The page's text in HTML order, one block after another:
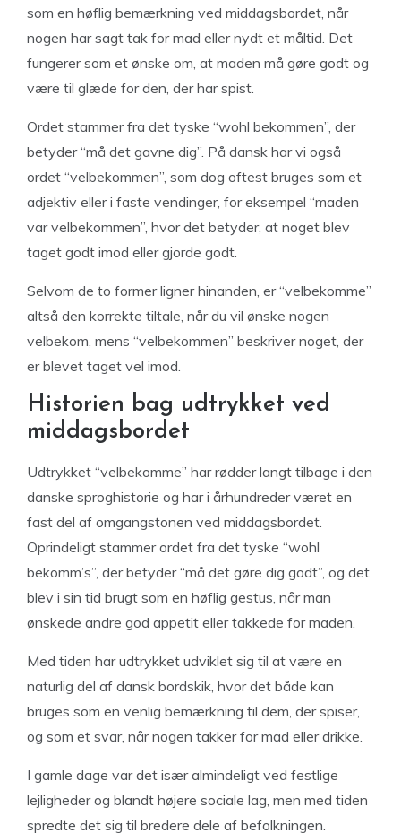
som en høflig bemærkning ved middagsbordet, når
nogen har sagt tak for mad eller nydt et måltid. Det
fungerer som et ønske om, at maden må gøre godt og
være til glæde for den, der har spist.
Ordet stammer fra det tyske “wohl bekommen”, der
betyder “må det gavne dig”. På dansk har vi også
ordet “velbekommen”, som dog oftest bruges som et
adjektiv eller i faste vendinger, for eksempel “maden
var velbekommen”, hvor det betyder, at noget blev
taget godt imod eller gjorde godt.
Selvom de to former ligner hinanden, er “velbekomme”
altså den korrekte tiltale, når du vil ønske nogen
velbekom, mens “velbekommen” beskriver noget, der
er blevet taget vel imod.
Historien bag udtrykket ved
middagsbordet
Udtrykket “velbekomme” har rødder langt tilbage i den
danske sproghistorie og har i århundreder været en
fast del af omgangstonen ved middagsbordet.
Oprindeligt stammer ordet fra det tyske “wohl
bekomm’s”, der betyder “må det gøre dig godt”, og det
blev i sin tid brugt som en høflig gestus, når man
ønskede andre god appetit eller takkede for maden.
Med tiden har udtrykket udviklet sig til at være en
naturlig del af dansk bordskik, hvor det både kan
bruges som en venlig bemærkning til dem, der spiser,
og som et svar, når nogen takker for mad eller drikke.
I gamle dage var det især almindeligt ved festlige
lejligheder og blandt højere sociale lag, men med tiden
spredte det sig til bredere dele af befolkningen.